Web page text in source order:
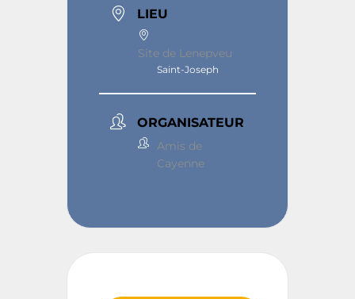
LIEU
Site de Lenepveu
Saint-Joseph
ORGANISATEUR
Amis de
Cayenne